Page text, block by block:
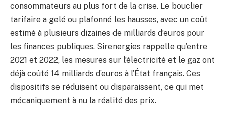
consommateurs au plus fort de la crise. Le bouclier
tarifaire a gelé ou plafonné les hausses, avec un coût
estimé à plusieurs dizaines de milliards d’euros pour
les finances publiques. Sirenergies rappelle qu’entre
2021 et 2022, les mesures sur l’électricité et le gaz ont
déjà coûté 14 milliards d’euros à l’État français. Ces
dispositifs se réduisent ou disparaissent, ce qui met
mécaniquement à nu la réalité des prix.